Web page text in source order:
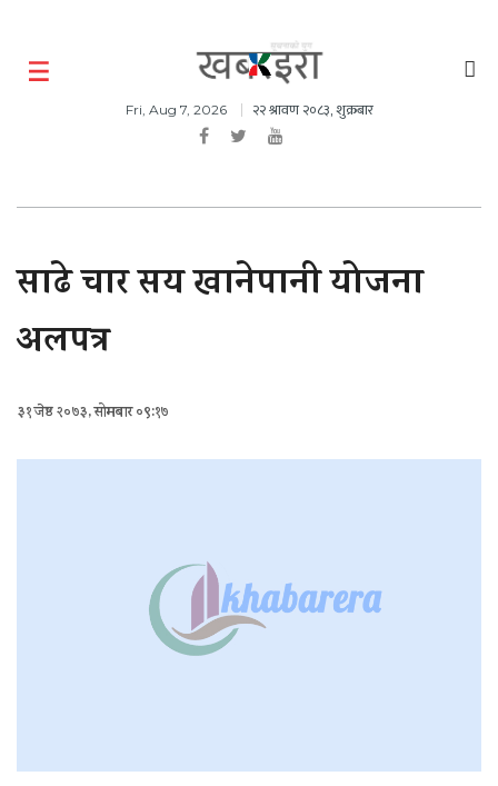
Fri, Aug 7, 2026 २२ श्रावण २०८३, शुक्रबार
साढे चार सय खानेपानी योजना
अलपत्र
३१ जेष्ठ २०७३, सोमबार ०९:१७